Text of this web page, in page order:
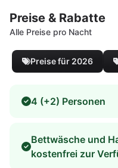
Preise & Rabatte
Alle Preise pro Nacht
Preise für 2026
4 (+2) Personen
Bettwäsche und
kostenfrei zur